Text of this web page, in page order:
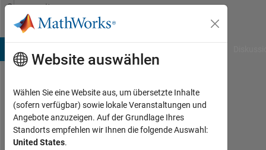
Weiter zum Inhalt
Community
Profile
Anthony
Koning
Last
Website auswählen
Wählen Sie eine Website aus, um übersetzte Inhalte
(sofern verfügbar) sowie lokale Veranstaltungen und
Angebote anzuzeigen. Auf der Grundlage Ihres
Standorts empfehlen wir Ihnen die folgende Auswahl:
United States.